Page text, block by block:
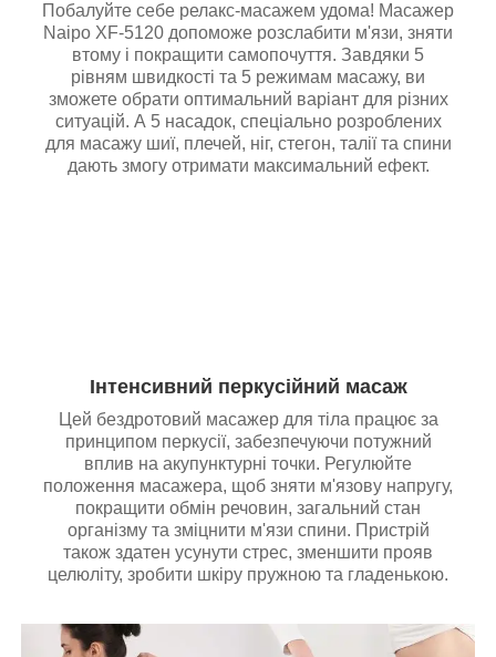
Побалуйте себе релакс-масажем удома! Масажер
Naipo XF-5120 допоможе розслабити м'язи, зняти
втому і покращити самопочуття. Завдяки 5
рівням швидкості та 5 режимам масажу, ви
зможете обрати оптимальний варіант для різних
ситуацій. А 5 насадок, спеціально розроблених
для масажу шиї, плечей, ніг, стегон, талії та спини
дають змогу отримати максимальний ефект.
Інтенсивний перкусійний масаж
Цей бездротовий масажер для тіла працює за
принципом перкусії, забезпечуючи потужний
вплив на акупунктурні точки. Регулюйте
положення масажера, щоб зняти м'язову напругу,
покращити обмін речовин, загальний стан
організму та зміцнити м'язи спини. Пристрій
також здатен усунути стрес, зменшити прояв
целюліту, зробити шкіру пружною та гладенькою.